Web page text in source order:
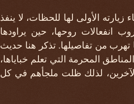
الأولى لها للحظات، لا ينفذ
انفعالات روحها، حين يراودها
تهرب من تفاصيلها. تذكر هنا حديث
المحرمة التي تعلم خباياها،
الآخرين، لذلك ظلت ملجأهم في كل